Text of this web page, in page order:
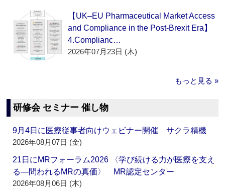
【UK–EU Pharmaceutical Market Access
and Compliance in the Post-Brexit Era】
4.Complianc…
2026年07月23日 (木)
もっと見る »
研修会 セミナー 催し物
9月4日に医療従事者向けウェビナー開催 サクラ精機
2026年08月07日 (金)
21日にMRフォーラム2026 〈学び続ける力が医療を支え
る―問われるMRの真価〉 MR認定センター
2026年08月06日 (木)